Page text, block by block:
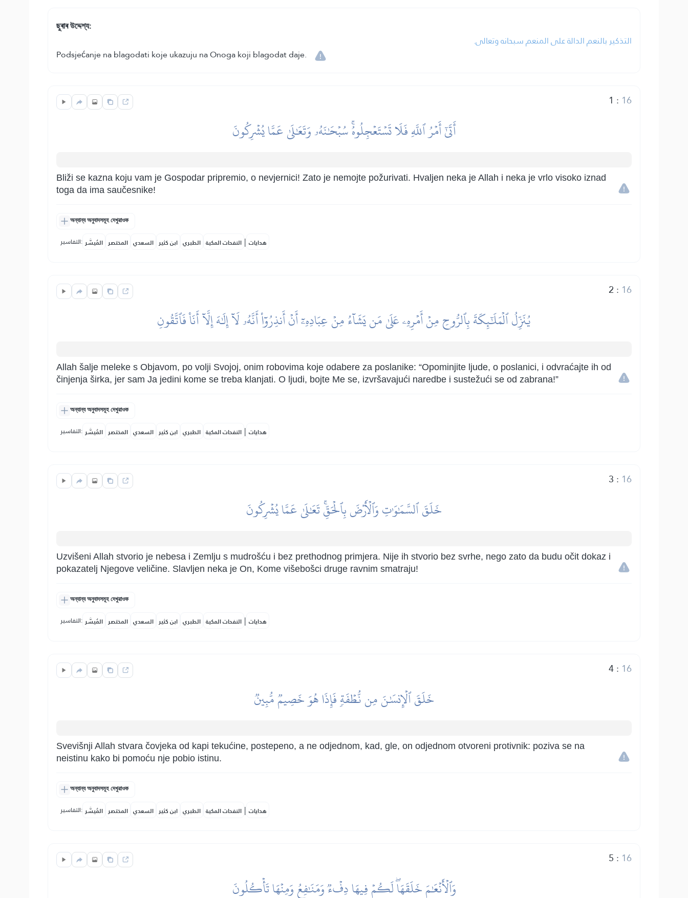
ছুৰাৰ উদ্দেশ্য:
التذكير بالنعم الدالة على المنعم سبحانه وتعالى.
Podsjećanje na blagodati koje ukazuju na Onoga koji blagodat daje.
1 : 16
أَتَىٰٓ أَمۡرُ ٱللَّهِ فَلَا تَسۡتَعۡجِلُوهُۚ سُبۡحَٰنَهُۥ وَتَعَٰلَىٰ عَمَّا يُشۡرِكُونَ
Bliži se kazna koju vam je Gospodar pripremio, o nevjernici! Zato je nemojte požurivati. Hvaljen neka je Allah i neka je vrlo visoko iznad
toga da ima saučesnike!
অন্যান্য অনুবাদসমূহ দেখুৱাওক
التفاسير: المُيسَّر المختصر السعدي ابن كثير الطبري النفحات المكية | هدايات
2 : 16
يُنَزِّلُ ٱلۡمَلَٰٓئِكَةَ بِٱلرُّوحِ مِنۡ أَمۡرِهِۦ عَلَىٰ مَن يَشَآءُ مِنۡ عِبَادِهِۦٓ أَنۡ أَنذِرُوٓاْ أَنَّهُۥ لَآ إِلَٰهَ إِلَّآ أَنَا۠ فَٱتَّقُونِ
Allah šalje meleke s Objavom, po volji Svojoj, onim robovima koje odabere za poslanike: “Opominjite ljude, o poslanici, i odvraćajte ih od
činjenja širka, jer sam Ja jedini kome se treba klanjati. O ljudi, bojte Me se, izvršavajući naredbe i sustežući se od zabrana!”
অন্যান্য অনুবাদসমূহ দেখুৱাওক
التفاسير: المُيسَّر المختصر السعدي ابن كثير الطبري النفحات المكية | هدايات
3 : 16
خَلَقَ ٱلسَّمَٰوَٰتِ وَٱلۡأَرۡضَ بِٱلۡحَقِّۚ تَعَٰلَىٰ عَمَّا يُشۡرِكُونَ
Uzvišeni Allah stvorio je nebesa i Zemlju s mudrošću i bez prethodnog primjera. Nije ih stvorio bez svrhe, nego zato da budu očit dokaz i
pokazatelj Njegove veličine. Slavljen neka je On, Kome višebošci druge ravnim smatraju!
অন্যান্য অনুবাদসমূহ দেখুৱাওক
التفاسير: المُيسَّر المختصر السعدي ابن كثير الطبري النفحات المكية | هدايات
4: 16
خَلَقَ ٱلۡإِنسَٰنَ مِن نُّطۡفَةٖ فَإِذَا هُوَ خَصِيمٞ مُّبِينٞ
Svevišnji Allah stvara čovjeka od kapi tekućine, postepeno, a ne odjednom, kad, gle, on odjednom otvoreni protivnik: poziva se na
neistinu kako bi pomoću nje pobio istinu.
অন্যান্য অনুবাদসমূহ দেখুৱাওক
التفاسير: المُيسَّر المختصر السعدي ابن كثير الطبري النفحات المكية | هدايات
5 : 16
وَٱلۡأَنۡعَٰمَ خَلَقَهَاۖ لَكُمۡ فِيهَا دِفۡءٞ وَمَنَٰفِعُ وَمِنۡهَا تَأۡكُلُونَ